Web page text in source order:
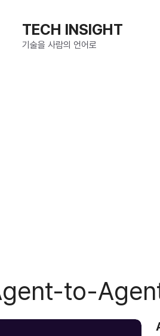
TECH INSIGHT
기술을 사람의 언어로
to-